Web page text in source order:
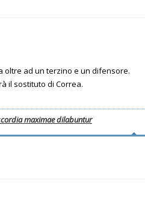
oltre ad un terzino e un difensore.
il sostituto di Correa.
maximae dilabuntur